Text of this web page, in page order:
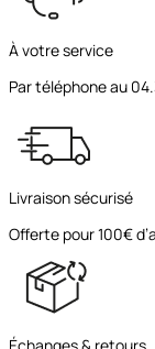
À votre service
Par téléphone au
Livraison sécurisé
Offerte pour 100€